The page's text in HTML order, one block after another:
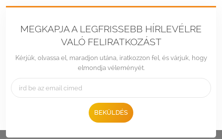
MEGKAPJA A LEGFRISSEBB HÍRLEVÉLRE
VALÓ FELIRATKOZÁST
Kérjük, olvassa el, maradjon utána, iratkozzon fel, és várjuk, hogy
elmondja véleményét.
BEKÜLDÉS
Tel : +86 -592-6212776
Sales@LandpowerSolar.com